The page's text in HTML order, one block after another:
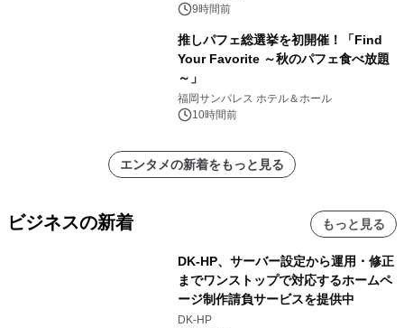
9時間前
推しパフェ総選挙を初開催！「Find
Your Favorite ～秋のパフェ食べ放題
～」
福岡サンパレス ホテル＆ホール
10時間前
エンタメの新着をもっと見る
ビジネスの新着 もっと見る
DK-HP、サーバー設定から運用・修正
までワンストップで対応するホームペ
ージ制作請負サービスを提供中
DK-HP